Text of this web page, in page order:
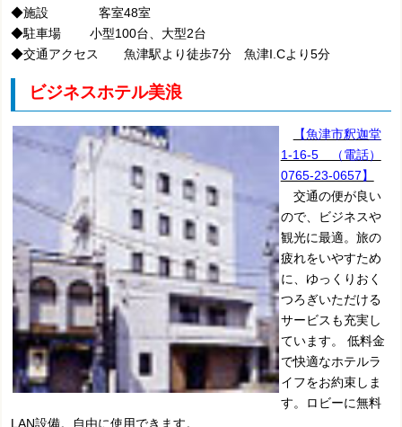
◆施設 客室48室
◆駐車場 小型100台、大型2台
◆交通アクセス 魚津駅より徒歩7分 魚津I.Cより5分
ビジネスホテル美浪
【魚津市釈迦堂
1-16-5 （電話）
0765-23-0657】
交通の便が良い
ので、ビジネスや
観光に最適。旅の
疲れをいやすため
に、ゆっくりおく
つろぎいただける
サービスも充実し
ています。 低料金
で快適なホテルラ
イフをお約束しま
す。ロビーに無料
LAN設備。自由に使用できます。